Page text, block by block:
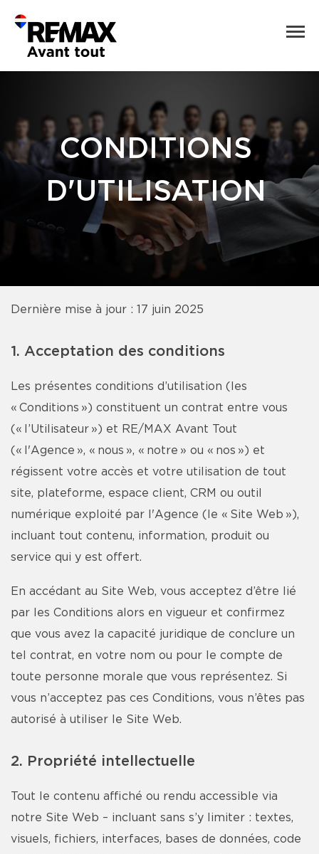
CONDITIONS
D'UTILISATION
Dernière mise à jour : 17 juin 2025
1. Acceptation des conditions
Les présentes conditions d’utilisation (les
« Conditions ») constituent un contrat entre vous
(« l’Utilisateur ») et RE/MAX Avant Tout
(« l'Agence », « nous », « notre » ou « nos ») et
régissent votre accès et votre utilisation de tout
site, plateforme, espace client, CRM ou outil
numérique exploité par l'Agence (le « Site Web »),
incluant tout contenu, information, produit ou
service qui y est offert.
En accédant au Site Web, vous acceptez d’être lié
par les Conditions alors en vigueur et confirmez
que vous avez la capacité juridique de conclure un
tel contrat, en votre nom ou pour le compte de
toute personne morale que vous représentez. Si
vous n’acceptez pas ces Conditions, vous n’êtes pas
autorisé à utiliser le Site Web.
2. Propriété intellectuelle
Tout le contenu affiché ou rendu accessible via
notre Site Web – incluant sans s’y limiter : textes,
visuels, fichiers, interfaces, bases de données, code